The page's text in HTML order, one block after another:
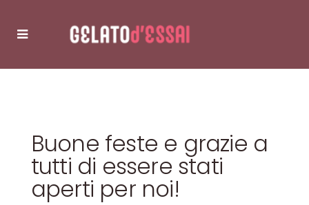
Buone feste e grazie a
tutti di essere stati
aperti per noi!